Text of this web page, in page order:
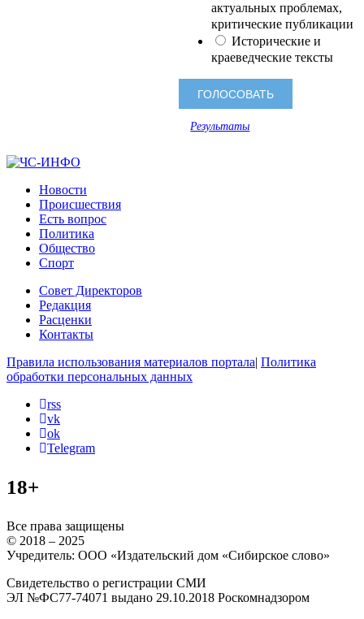
актуальных проблемах,
критические публикации
Исторические и
краеведческие тексты
Результаты
Новости
Происшествия
Есть вопрос
Политика
Общество
Спорт
Совет Директоров
Редакция
Расценки
Контакты
Правила использования материалов портала| Политика
обработки персональных данных
rss
vk
ok
Telegram
18+
Все права защищены
© 2018 – 2025
Учредитель: ООО «Издательский дом «Сибирское слово»
Свидетельство о регистрации СМИ
ЭЛ №ФС77-74071 выдано 29.10.2018 Роскомнадзором